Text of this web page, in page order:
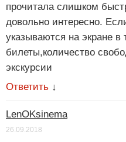
прочитала слишком
довольно интересно.
указываются на экране
билеты,количество
экскурсии
Ответить ↓
LenOKsinema
26.09.2018